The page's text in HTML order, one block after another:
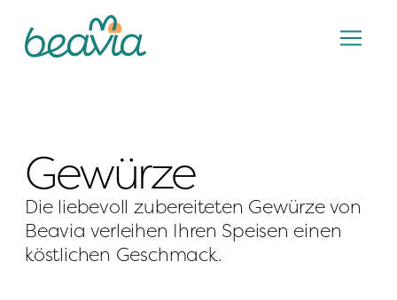
Gewürze
Die liebevoll zubereiteten Gewürze von
Beavia verleihen Ihren Speisen einen
köstlichen Geschmack.